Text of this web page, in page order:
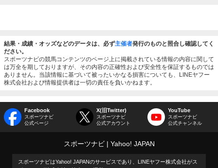
結果・成績・オッズなどのデータは、必ず主催者発行のものと照合し確認してく
ださい。
スポーツナビの競馬コンテンツのページ上に掲載されている情報の内容に関して
は万全を期しておりますが、その内容の正確性および安全性を保証するものでは
ありません。当該情報に基づいて被ったいかなる損害についても、LINEヤフー
株式会社および情報提供者は一切の責任を負いかねます。
Facebook
スポーツナビ
公式ページ
X(旧Twitter)
スポーツナビ
公式アカウント
YouTube
スポーツナビ
公式チャンネル
スポーツナビ Yahoo! JAPAN
スポーツナビはYahoo! JAPANのサービスであり、LINEヤフー株式会社がス